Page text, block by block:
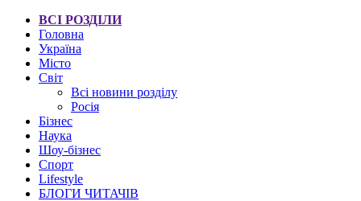
ВСІ РОЗДІЛИ
Головна
Україна
Місто
Світ
Всі новини розділу
Росія
Бізнес
Наука
Шоу-бізнес
Спорт
Lifestyle
БЛОГИ ЧИТАЧІВ